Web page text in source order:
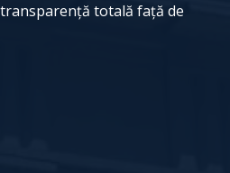
totală față de